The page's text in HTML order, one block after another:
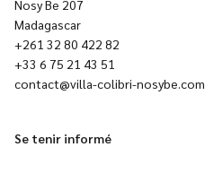
Nosy Be 207
Madagascar
+261 32 80 422 82
+33 6 75 21 43 51
contact@villa-colibri-nosybe.com
Se tenir informé